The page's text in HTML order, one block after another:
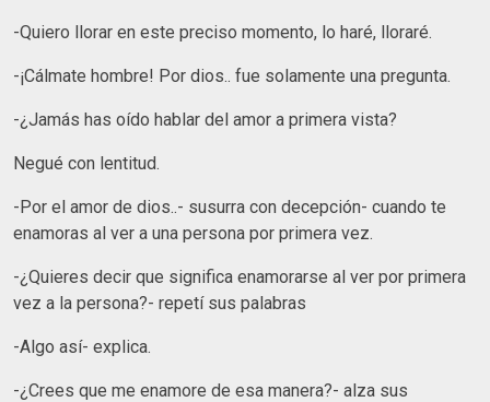
-Quiero llorar en este preciso momento, lo haré, lloraré.
-¡Cálmate hombre! Por dios.. fue solamente una pregunta.
-¿Jamás has oído hablar del amor a primera vista?
Negué con lentitud.
-Por el amor de dios..- susurra con decepción- cuando te
enamoras al ver a una persona por primera vez.
-¿Quieres decir que significa enamorarse al ver por primera
vez a la persona?- repetí sus palabras
-Algo así- explica.
-¿Crees que me enamore de esa manera?- alza sus